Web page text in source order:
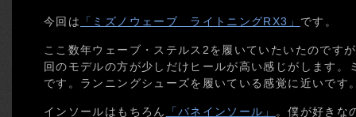
今回は 「ミズノウェーブ ライトニングRX3」 です。
ここ数年ウェーブ・ステルス2を履いていたいたのです
回のモデルの方が少しだけヒールが高い感じがします。
です。ランニングシューズを履いている感覚に近いです
インソールはもちろん 「バネインソール」 。僕が好きな